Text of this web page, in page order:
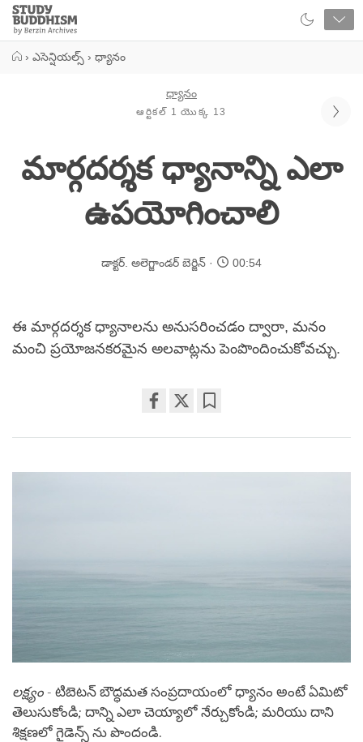
Close
Study
Buddhism
› ఎసెన్షియల్స్ › ధ్యానం
ధ్యానం
ఆర్టికల్ 1 యొక్క 13
మార్గదర్శక ధ్యానాన్ని ఎలా
ఉపయోగించాలి
డాక్టర్. అలెగ్జాండర్ బెర్జిన్ 00:54
ఈ మార్గదర్శక ధ్యానాలను అనుసరించడం ద్వారా, మనం
మంచి ప్రయోజనకరమైన అలవాట్లను పెంపొందించుకోవచ్చు.
on
లక్ష్యం - టిబెటన్ బౌద్ధమత సంప్రదాయంలో ధ్యానం అంటే ఏమిటో
తెలుసుకోండి; దాన్ని ఎలా చెయ్యాలో నేర్చుకోండి; మరియు దాని
శిక్షణలో గైడెన్స్ ను పొందండి.